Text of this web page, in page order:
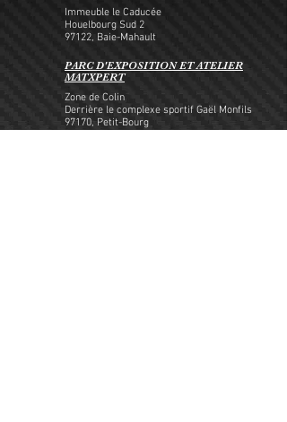
Immeuble le Caducée
Houelbourg Sud 2
97122, Baie-Mahault
PARC D'EXPOSITION ET ATELIER
MATXPERT
Zone de Colin
Derrière le complexe sportif Gaël Monfils
97170, Petit-Bourg